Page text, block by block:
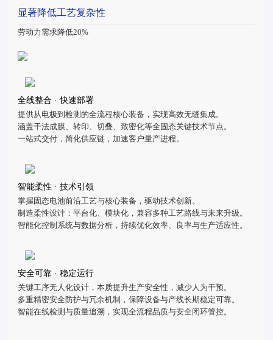
显著降低工艺复杂性
劳动力需求降低20%
全线整合 · 快速部署
提供从电极到检测的全流程核心装备，实现高效无缝集成。
涵盖干法成膜、转印、切叠、致密化等全固态关键技术节点。
一站式交付，简化供应链，加速客户量产进程。
智能柔性 · 技术引领
掌握固态电池前沿工艺与核心装备，驱动技术创新。
制造柔性设计：平台化、模块化，兼容多种工艺路线与未来升级。
智能化控制系统与数据分析，持续优化效率、良率与生产适应性。
安全可靠 · 稳定运行
关键工序无人化设计，本质提升生产安全性，减少人为干预。
多重精密安全防护与冗余机制，保障设备与产线长期稳定可靠。
智能在线检测与质量追溯，实现全流程品质与安全闭环管控。